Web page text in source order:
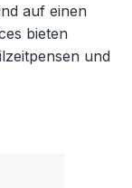
auf einen
bieten
und